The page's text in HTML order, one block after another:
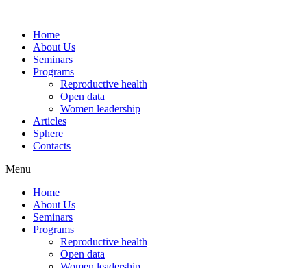
Home
About Us
Seminars
Programs
Reproductive health
Open data
Women leadership
Articles
Sphere
Contacts
Menu
Home
About Us
Seminars
Programs
Reproductive health
Open data